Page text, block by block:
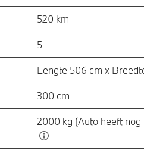
520 km
5
Lengte 506 cm x
300 cm
2000 kg (Auto heeft nog